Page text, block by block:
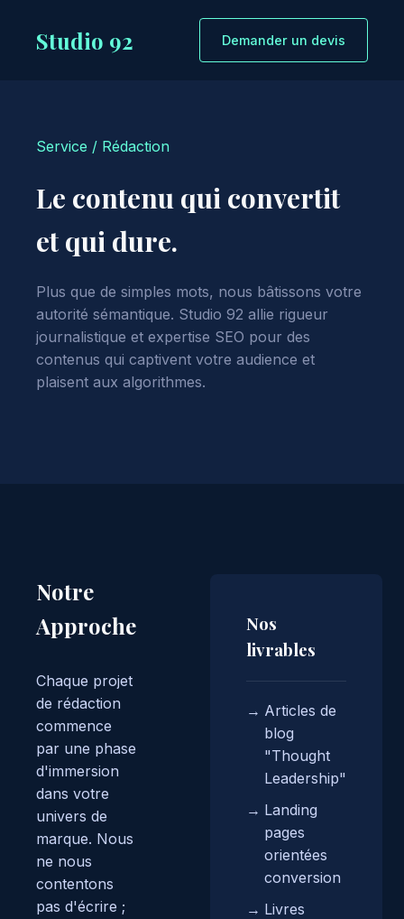
Studio 92 Demander un devis
Service / Rédaction
Le contenu qui convertit
et qui dure.
Plus que de simples mots, nous bâtissons votre
autorité sémantique. Studio 92 allie rigueur
journalistique et expertise SEO pour des
contenus qui captivent votre audience et
plaisent aux algorithmes.
Notre
Approche
Chaque projet
de rédaction
commence
par une phase
d'immersion
dans votre
univers de
marque. Nous
ne nous
contentons
pas d'écrire ;
Nos
livrables
Articles de
blog
"Thought
Leadership"
Landing
pages
orientées
conversion
Livres